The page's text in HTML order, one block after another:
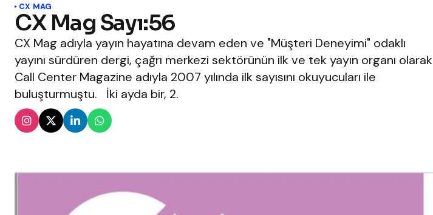
CX MAG
CX Mag Sayı:56
CX Mag adıyla yayın hayatına devam eden ve "Müşteri Deneyimi" odaklı
yayını sürdüren dergi, çağrı merkezi sektörünün ilk ve tek yayın organı olarak
Call Center Magazine adıyla 2007 yılında ilk sayısını okuyucuları ile
buluşturmuştu. İki ayda bir, 2.